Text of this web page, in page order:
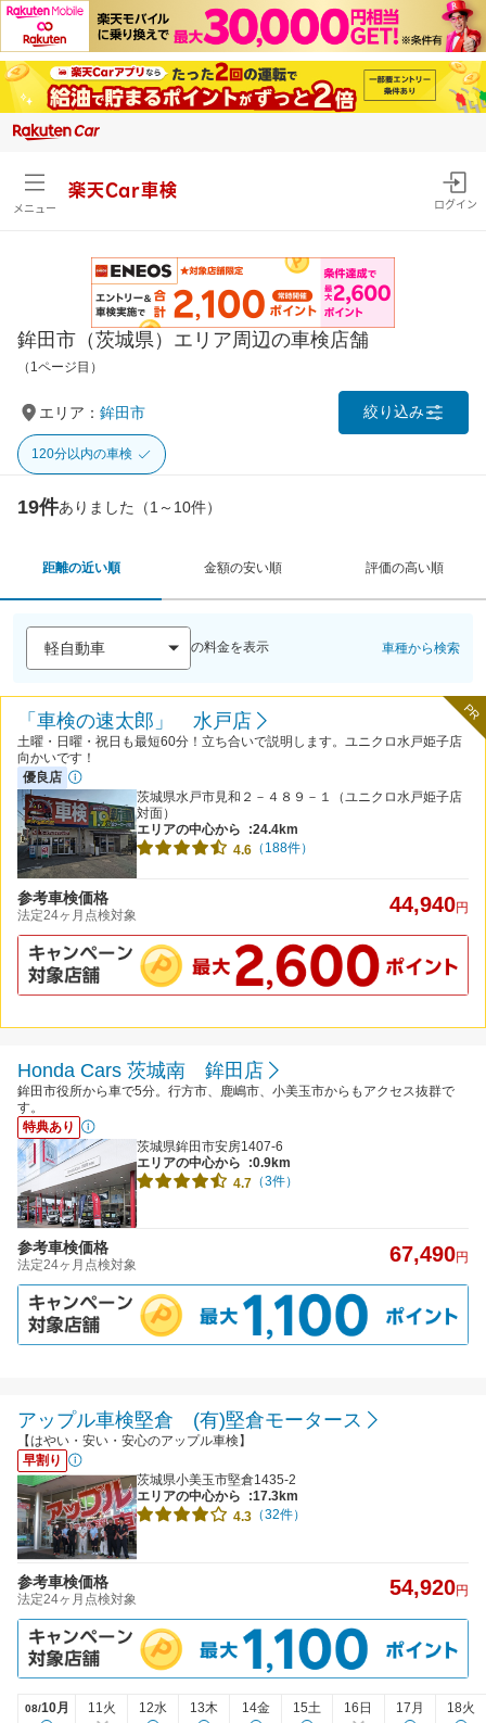
メニュー
楽天Car車検
ログイン
鉾田市（茨城県）エリア周辺の車検店舗
（1ページ目）
エリア： 鉾田市 絞り込み
120分以内の車検
19件ありました（1～10件）
距離の近い順 金額の安い順 評価の高い順
の料金を表示 車種から検索
PR
「車検の速太郎」 水戸店
土曜・日曜・祝日も最短60分！立ち合いで説明します。ユニクロ水戸姫子店
向かいです！
優良店
茨城県水戸市見和２－４８９－１（ユニクロ水戸姫子店
対面）
エリアの中心から
:24.4km
4.6 （188件）
参考車検価格
法定24ヶ月点検対象 44,940円
Honda Cars 茨城南 鉾田店
鉾田市役所から車で5分。行方市、鹿嶋市、小美玉市からもアクセス抜群で
す。
特典あり
茨城県鉾田市安房1407-6
エリアの中心から
:0.9km
4.7 （3件）
参考車検価格
法定24ヶ月点検対象 67,490円
アップル車検堅倉 (有)堅倉モータース
【はやい・安い・安心のアップル車検】
早割り
茨城県小美玉市堅倉1435-2
エリアの中心から
:17.3km
4.3 （32件）
参考車検価格
法定24ヶ月点検対象 54,920円
08/10月 11火 12水 13木 14金 15土 16日 17月 18火